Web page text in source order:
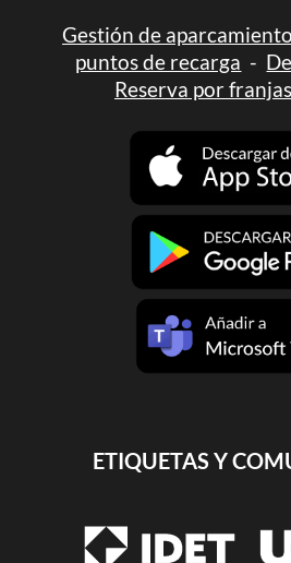
Gestión de
puntos de recarga -
Reserva por
ETIQUETAS Y